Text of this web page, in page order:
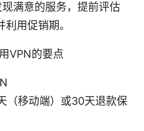
满意的服务，提前评估
用促销期。
VPN的要点
（移动端）或30天退款保